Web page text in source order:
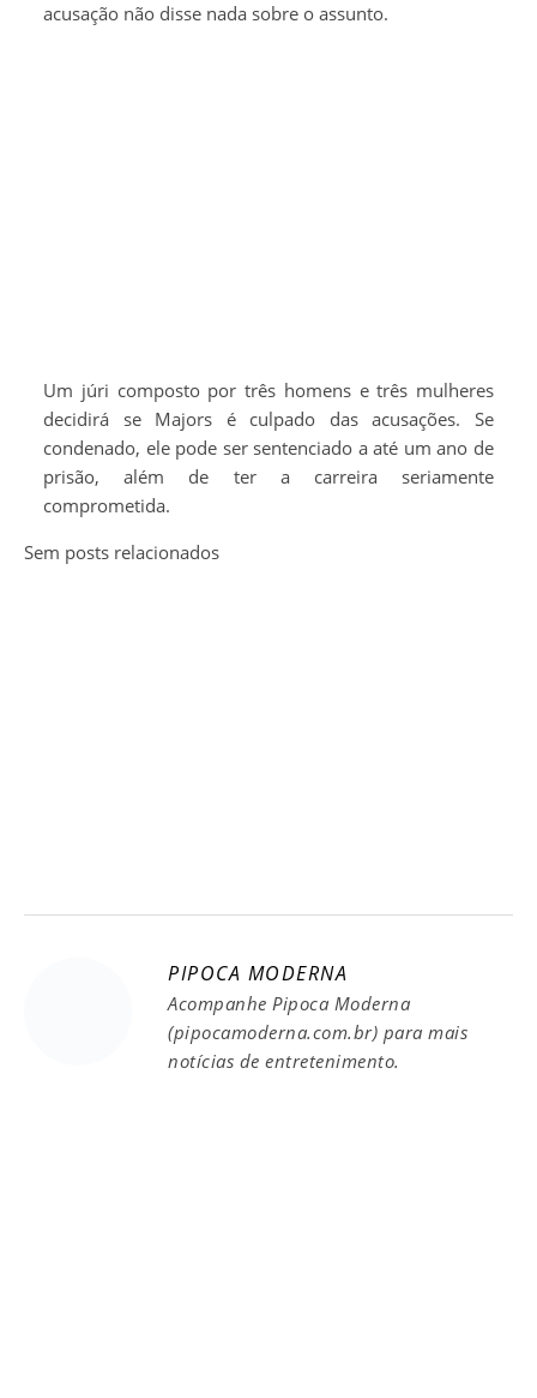
acusação não disse nada sobre o assunto.
Um júri composto por três homens e três mulheres
decidirá se Majors é culpado das acusações. Se
condenado, ele pode ser sentenciado a até um ano de
prisão, além de ter a carreira seriamente
comprometida.
Sem posts relacionados
PIPOCA MODERNA
Acompanhe Pipoca Moderna
(pipocamoderna.com.br) para mais
notícias de entretenimento.